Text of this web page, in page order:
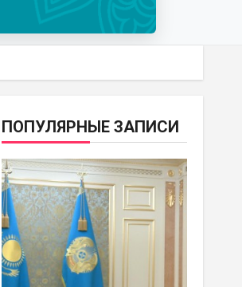
ПОПУЛЯРНЫЕ ЗАПИСИ